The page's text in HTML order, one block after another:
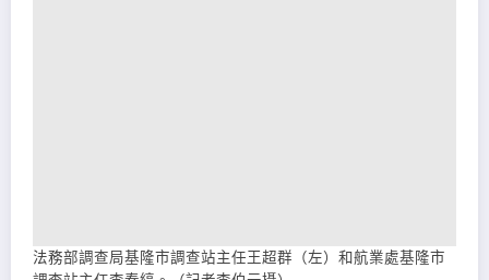
法務部調查局基隆市調查站主任王超群（左）和航業處基隆市